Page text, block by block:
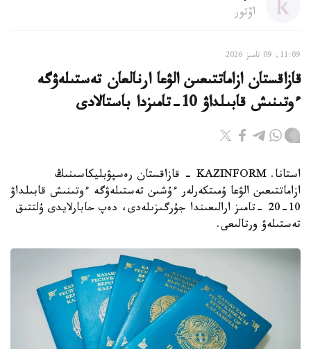
اۆتور
11:09, 09 تامىز 2026
قازاقستان ازاماتتىعىن الۋعا ارنالعان تەستىلەۋگە
ءوتىنىش قابىلداۋ 10-تامىزدا باستالادى
استانا. KAZINFORM - قازاقستان رەسپۋبليكاسىنىڭ
ازاماتتىعىن الۋعا ۇمىتكەرلەر ءۇشىن تەستىلەۋگە ءوتىنىش قابىلداۋ
10-20 -تامىز ارالىعىندا جۇرگىزىلەدى، دەپ حابارلايدى ۇلتتىق
تەستىلەۋ ورتالىعى.